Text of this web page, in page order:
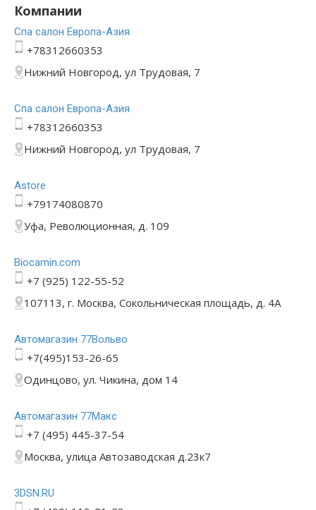
Компании
Спа салон Европа-Азия
+78312660353
Нижний Новгород, ул Трудовая, 7
Спа салон Европа-Азия
+78312660353
Нижний Новгород, ул Трудовая, 7
Astore
+79174080870
Уфа, Революционная, д. 109
Bioсamin.com
+7 (925) 122-55-52
107113, г. Москва, Сокольническая площадь, д. 4А
Автомагазин 77Вольво
+7(495)153-26-65
Одинцово, ул. Чикина, дом 14
Автомагазин 77Макс
+7 (495) 445-37-54
Москва, улица Автозаводская д.23к7
3DSN.RU